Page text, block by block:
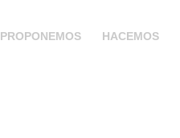
PROPONEMOS HACEMOS